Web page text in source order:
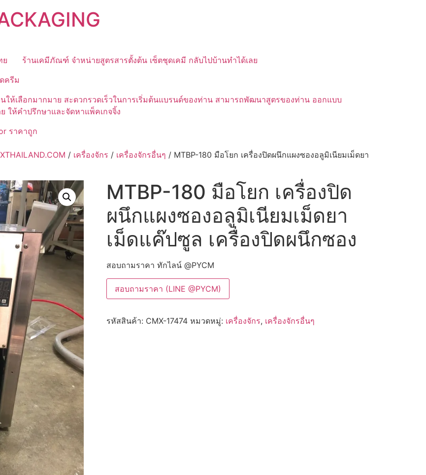
ย
ร้านเคมีภัณฑ์ จำหน่ายสูตรสารตั้งต้น เซ็ตชุดเคมี กลับไปบ้านทำได้เลย
ครีม
ให้เลือกมากมาย สะดวกรวดเร็วในการเริ่มต้นแบรนด์ของท่าน สามารถพัฒนาสูตรของท่าน ออกแบบ
ให้คำปรึกษาและจัดหาแพ็คเกจจิ้ง
ราคาถูก
/ เครื่องจักร / เครื่องจักรอื่นๆ / MTBP-180 มือโยก เครื่องปิดผนึกแผงซองอลูมิเนียมเม็ดยา
MTBP-180 มือโยก เครื่องปิด
ผนึกแผงซองอลูมิเนียมเม็ดยา
เม็ดแค๊ปซูล เครื่องปิดผนึกซอง
สอบถามราคา ทักไลน์ @PYCM
สอบถามราคา (LINE @PYCM)
รหัสสินค้า: CMX-17474 หมวดหมู่: เครื่องจักร, เครื่องจักรอื่นๆ